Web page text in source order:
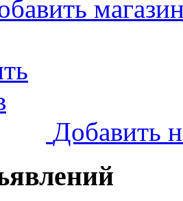
Добавить